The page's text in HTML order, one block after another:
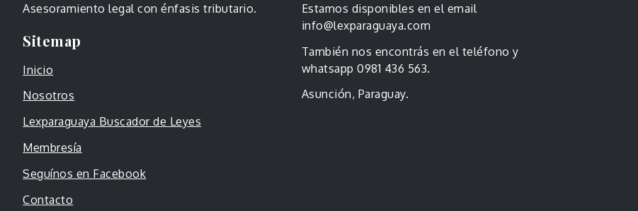
Asesoramiento legal con énfasis tributario.
Sitemap
Inicio
Nosotros
Lexparaguaya Buscador de Leyes
Membresía
Seguínos en Facebook
Contacto
Estamos disponibles en el email
info@lexparaguaya.com
También nos encontrás en el teléfono y
whatsapp 0981 436 563.
Asunción, Paraguay.